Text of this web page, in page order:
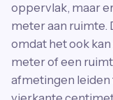
oppervlak, maar
meter aan ruimte.
omdat het ook kan
meter of een
afmetingen